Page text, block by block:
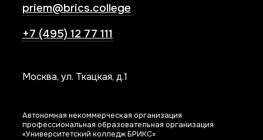
priem@brics.college
+7 (495) 12 77 111
Москва, ул. Ткацкая, д.1
Автономная некоммерческая организация
профессиональная образовательная организация
«Университетский колледж БРИКС»